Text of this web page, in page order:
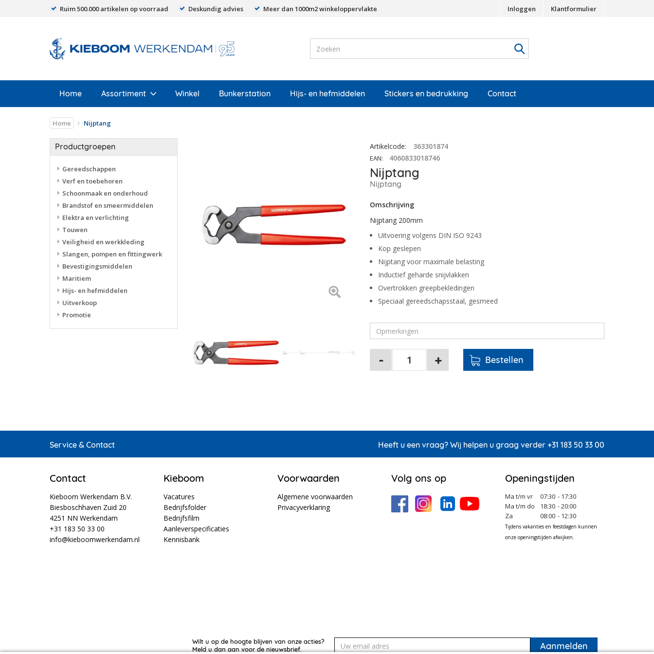
Ruim 500.000 artikelen op voorraad Deskundig advies Meer dan 1000m2 winkeloppervlakte Inloggen Klantformulier
Home Assortiment Winkel Bunkerstation Hijs- en hefmiddelen Stickers en bedrukking Contact
Home Nijptang
Productgroepen
Gereedschappen
Verf en toebehoren
Schoonmaak en onderhoud
Brandstof en smeermiddelen
Elektra en verlichting
Touwen
Veiligheid en werkkleding
Slangen, pompen en fittingwerk
Bevestigingsmiddelen
Maritiem
Hijs- en hefmiddelen
Uitverkoop
Promotie
Artikelcode: 363301874
EAN: 4060833018746
Nijptang
Nijptang
Omschrijving
Nijptang 200mm
Uitvoering volgens DIN ISO 9243
Kop geslepen
Nijptang voor maximale belasting
Inductief geharde snijvlakken
Overtrokken greepbekledingen
Speciaal gereedschapsstaal, gesmeed
Service & Contact Heeft u een vraag? Wij helpen u graag verder +31 183 50 33 00
Contact
Kieboom Werkendam B.V.
Biesboschhaven Zuid 20
4251 NN Werkendam
+31 183 50 33 00
info@kieboomwerkendam.nl
Kieboom
Vacatures
Bedrijfsfolder
Bedrijfsfilm
Aanleverspecificaties
Kennisbank
Voorwaarden
Algemene voorwaarden
Privacyverklaring
Volg ons op Openingstijden
Ma t/m vr 07:30 - 17:30
Ma t/m do
18:30 - 20:00
Za
08:00 - 12:30
Tijdens vakanties en feestdagen kunnen
onze openingstijden afwijken.
Wilt u op de hoogte blijven van onze acties?
Meld u dan aan voor de nieuwsbrief.